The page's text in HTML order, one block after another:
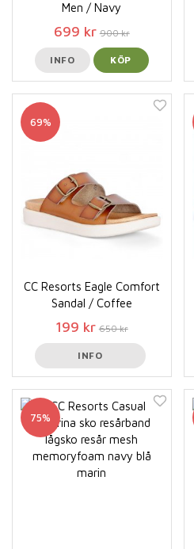
Men / Navy
699 kr 900 kr
INFO KÖP
69%
CC Resorts Eagle Comfort
Sandal / Coffee
199 kr 650 kr
INFO
75%